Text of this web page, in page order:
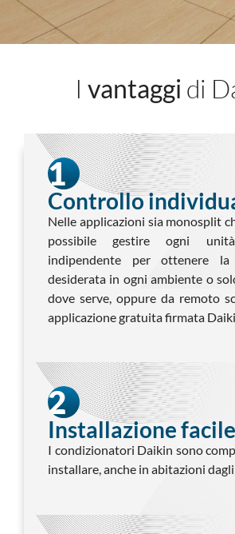
I vantaggi di
1
Controllo
Nelle applicazioni sia monosplit
possibile gestire ogni
indipendente per ottenere la
desiderata in ogni ambiente o
dove serve, oppure da remoto
applicazione gratuita firmata
2
Installazione facile
I condizionatori Daikin sono
installare, anche in abitazioni